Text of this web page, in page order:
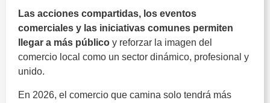
Las acciones compartidas, los eventos
comerciales y las iniciativas comunes permiten
llegar a más público y reforzar la imagen del
comercio local como un sector dinámico, profesional y
unido.
En 2026, el comercio que camina solo tendrá más